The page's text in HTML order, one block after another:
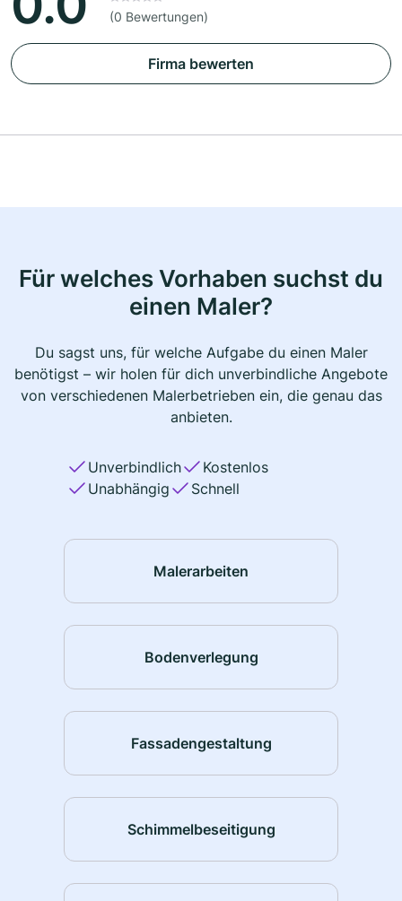
(0 Bewertungen)
Firma bewerten
Für welches Vorhaben suchst du
einen Maler?
Du sagst uns, für welche Aufgabe du einen Maler
benötigst – wir holen für dich unverbindliche Angebote
von verschiedenen Malerbetrieben ein, die genau das
anbieten.
Unverbindlich
Kostenlos
Unabhängig
Schnell
Malerarbeiten
Bodenverlegung
Fassadengestaltung
Schimmelbeseitigung